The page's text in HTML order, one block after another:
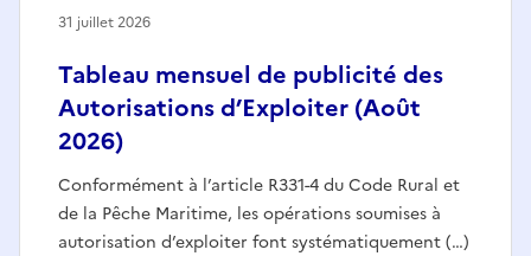
Tableau mensuel de publicité des
Autorisations d’Exploiter (Août
2026)
Conformément à l’article R331-4 du Code Rural et
de la Pêche Maritime, les opérations soumises à
autorisation d’exploiter font systématiquement (…)
31 juillet 2026